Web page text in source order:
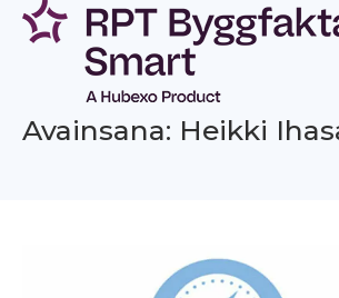
Siirry
sisältöön
Avainsana: Heikki